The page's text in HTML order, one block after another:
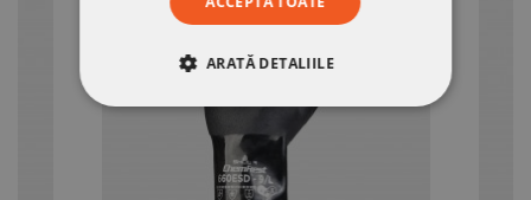
ARATĂ DETALIILE
STRICT NECESARE
DE PERFORMANȚĂ